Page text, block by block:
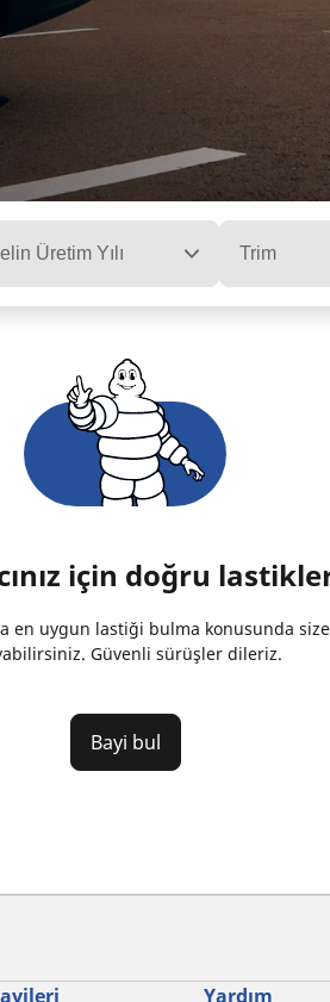
Üretim Yılı Trim
için doğru
uygun lastiği bulma konusunda
Güvenli sürüşler dileriz.
Bayi bul
Yardım